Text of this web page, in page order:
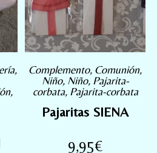
,
,
Complemento, Comunión,
Niño, Niño, Pajarita-
corbata, Pajarita-corbata
Pajaritas SIENA
9,95€